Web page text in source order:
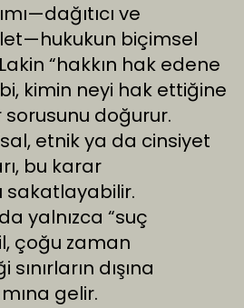
ve
biçimsel
“hakkın hak edene
kimin neyi hak ettiğine
doğurur.
etnik ya da cinsiyet
bu karar
sakatlayabilir.
yalnızca “suç
çoğu zaman
dışına
gelir.